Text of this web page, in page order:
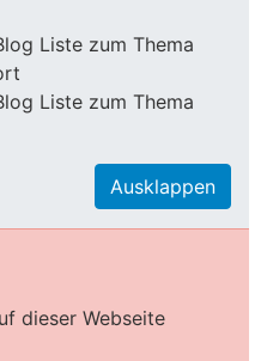
Liste zum Thema
Liste zum Thema
Ausklappen
dieser Webseite